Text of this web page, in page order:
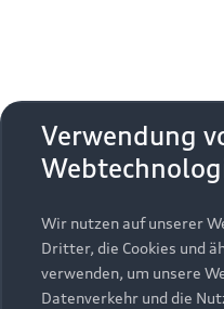
Modelle
Alle Modelle
Modelle vergleichen
Kaufen & leasen
Neuwagensuche
Service & Zubehör
Verwendung
Wir nutzen auf unserer
Dritter, die Cookies und
verwenden, um unsere
Datenverkehr und die